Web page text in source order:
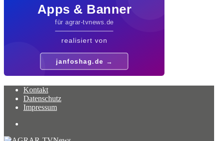
Kontakt
Datenschutz
Impressum